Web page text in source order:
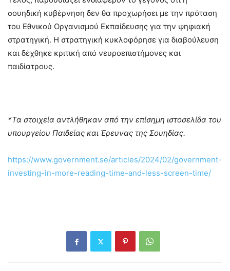
σουηδική κυβέρνηση δεν θα προχωρήσει με την πρόταση
του Εθνικού Οργανισμού Εκπαίδευσης για την ψηφιακή
στρατηγική. Η στρατηγική κυκλοφόρησε για διαβούλευση
και δέχθηκε κριτική από νευροεπιστήμονες και
παιδίατρους.
*Τα στοιχεία αντλήθηκαν από την επίσημη ιστοσελίδα του
υπουργείου Παιδείας και Έρευνας της Σουηδίας.
https://www.government.se/articles/2024/02/government-
investing-in-more-reading-time-and-less-screen-time/